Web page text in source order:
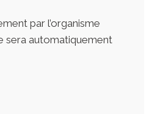
par l’organisme
sera automatiquement